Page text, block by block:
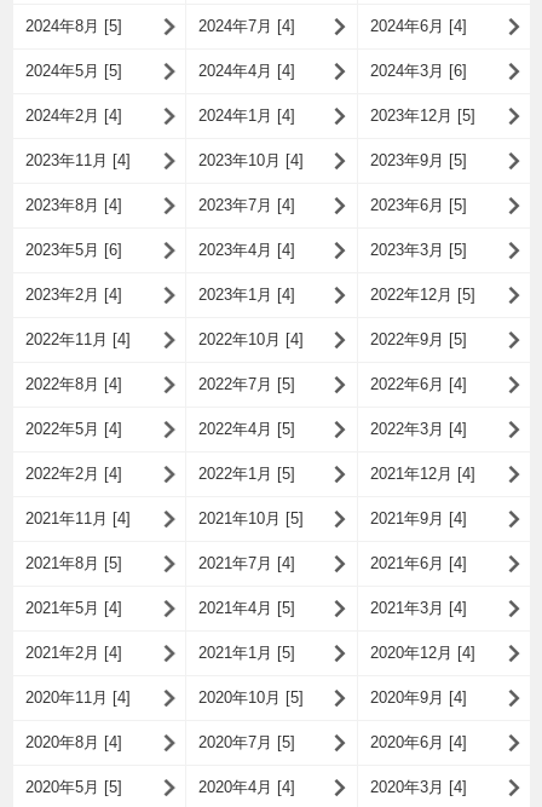
2024年8月 [5] 2024年7月 [4] 2024年6月 [4]
2024年5月 [5] 2024年4月 [4] 2024年3月 [6]
2024年2月 [4] 2024年1月 [4] 2023年12月 [5]
2023年11月 [4] 2023年10月 [4] 2023年9月 [5]
2023年8月 [4] 2023年7月 [4] 2023年6月 [5]
2023年5月 [6] 2023年4月 [4] 2023年3月 [5]
2023年2月 [4] 2023年1月 [4] 2022年12月 [5]
2022年11月 [4] 2022年10月 [4] 2022年9月 [5]
2022年8月 [4] 2022年7月 [5] 2022年6月 [4]
2022年5月 [4] 2022年4月 [5] 2022年3月 [4]
2022年2月 [4] 2022年1月 [5] 2021年12月 [4]
2021年11月 [4] 2021年10月 [5] 2021年9月 [4]
2021年8月 [5] 2021年7月 [4] 2021年6月 [4]
2021年5月 [4] 2021年4月 [5] 2021年3月 [4]
2021年2月 [4] 2021年1月 [5] 2020年12月 [4]
2020年11月 [4] 2020年10月 [5] 2020年9月 [4]
2020年8月 [4] 2020年7月 [5] 2020年6月 [4]
2020年5月 [5] 2020年4月 [4] 2020年3月 [4]